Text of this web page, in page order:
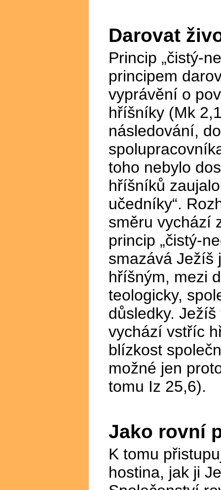
Darovat
Princip „čistý-
principem
vyprávění o
hříšníky (Mk
následování,
toho nebylo
hříšníků
učedníky“.
směru vychází
princip „čistý-
smazává Ježíš
hříšným, mezi
teologicky,
důsledky.
vychází vstříc
blízkost
možné jen
tomu Iz 25,6).
Jako rovní
K tomu
hostina, jak ji